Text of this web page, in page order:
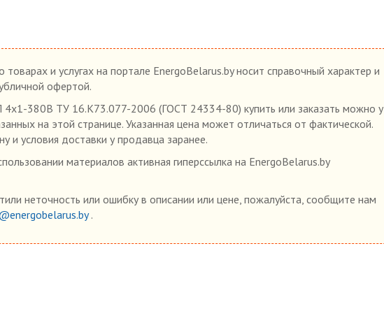
и услугах на портале EnergoBelarus.by носит справочный характер и
офертой.
4х1-380В ТУ 16.К73.077-2006 (ГОСТ 24334-80) купить или заказать можно у
на этой странице. Указанная цена может отличаться от фактической.
и условия доставки у продавца заранее.
материалов активная гиперссылка на EnergoBelarus.by
неточность или ошибку в описании или цене, пожалуйста, сообщите нам
.